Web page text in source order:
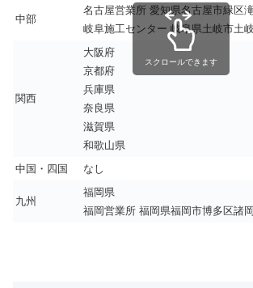
中部
名古屋営業所 愛知県名古屋市緑区
岐阜施工センター 岐阜県土岐市土
関西
大阪府
京都府
兵庫県
奈良県
滋賀県
和歌山県
中国・四国
なし
九州
福岡県
福岡営業所 福岡県福岡市博多区諸
スクロールできます